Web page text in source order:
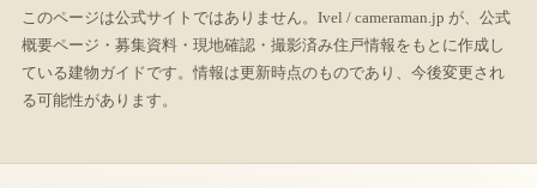
このページは公式サイトではありません。Ivel / cameraman.jp が、公式
概要ページ・募集資料・現地確認・撮影済み住戸情報をもとに作成し
ている建物ガイドです。情報は更新時点のものであり、今後変更され
る可能性があります。